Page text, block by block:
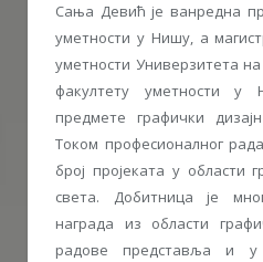
Сања Девић је ванредна
уметности у Нишу, а
уметности Универзитета
факултету уметности у
предмете графички
Током професионалног
број пројеката у области
света. Добитница је
награда из области
радове представља и